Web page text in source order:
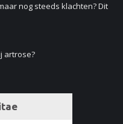
nog steeds klachten? Dit
artrose?